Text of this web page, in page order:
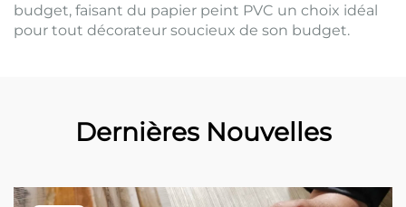
budget, faisant du papier peint PVC un choix idéal
pour tout décorateur soucieux de son budget.
Dernières Nouvelles